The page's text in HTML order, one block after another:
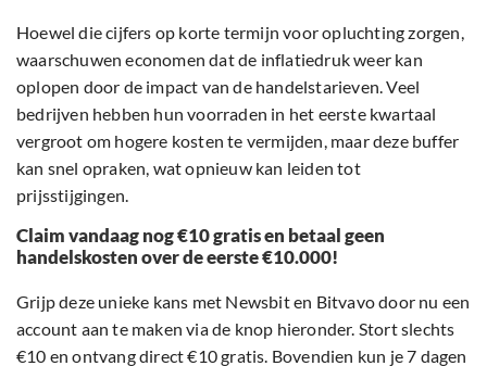
Hoewel die cijfers op korte termijn voor opluchting zorgen,
waarschuwen economen dat de inflatiedruk weer kan
oplopen door de impact van de handelstarieven. Veel
bedrijven hebben hun voorraden in het eerste kwartaal
vergroot om hogere kosten te vermijden, maar deze buffer
kan snel opraken, wat opnieuw kan leiden tot
prijsstijgingen.
Claim vandaag nog €10 gratis en betaal geen
handelskosten over de eerste €10.000!
Grijp deze unieke kans met Newsbit en Bitvavo door nu een
account aan te maken via de knop hieronder. Stort slechts
€10 en ontvang direct €10 gratis. Bovendien kun je 7 dagen